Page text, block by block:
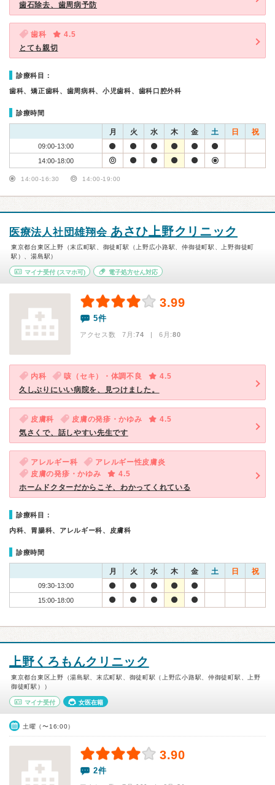
歯石除去、歯周病予防
歯科
4.5
とても親切
診療科目：
歯科、矯正歯科、歯周病科、小児歯科、歯科口腔外科
診療時間
月 火 水 木 金 土 日 祝
09:00-13:00
14:00-18:00
14:00-16:30 14:00-19:00
医療法人社団雄翔会 あさひ上野クリニック
東京都台東区上野（末広町駅、御徒町駅（上野広小路駅、仲御徒町駅、上野御徒町
駅）、湯島駅）
マイナ受付 (スマホ可) 電子処方せん対応
3.99
5件
アクセス数 7月:74 | 6月:80
内科 咳（セキ）・体調不良
4.5
久しぶりにいい病院を、見つけました。
皮膚科 皮膚の発疹・かゆみ
4.5
気さくで、話しやすい先生です
アレルギー科
アレルギー性皮膚炎
皮膚の発疹・かゆみ
4.5
ホームドクターだからこそ、わかってくれている
診療科目：
内科、胃腸科、アレルギー科、皮膚科
診療時間
月 火 水 木 金 土 日 祝
09:30-13:00
15:00-18:00
上野くろもんクリニック
東京都台東区上野（湯島駅、末広町駅、御徒町駅（上野広小路駅、仲御徒町駅、上野
御徒町駅））
マイナ受付 女医在籍
土曜（〜16:00）
3.90
2件